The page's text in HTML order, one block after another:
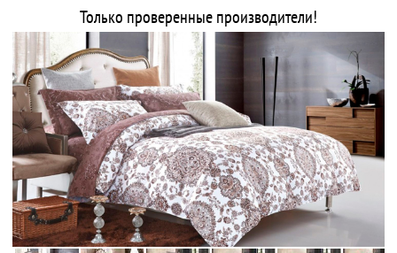
Только проверенные производители!